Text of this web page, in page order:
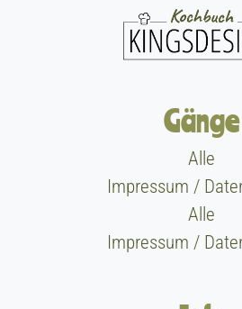
Gänge
Alle
Impressum /
Alle
Impressum /